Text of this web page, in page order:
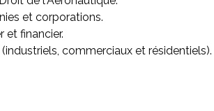
et corporations.
et financier.
commerciaux et résidentiels).